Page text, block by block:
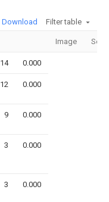
Download Filter table
Image
14 0.000
12 0.000
9 0.000
3 0.000
3 0.000